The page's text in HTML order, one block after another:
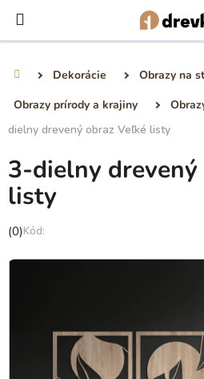
obsah
Dekorácie
Obrazy na
Obrazy prírody a krajiny
dielny drevený obraz Veľké listy
3-dielny drevený
listy
Priemerné
produktu
(0)